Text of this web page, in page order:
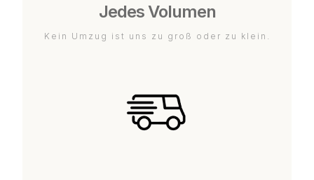
Jedes Volumen
Kein Umzug ist uns zu groß oder zu klein.